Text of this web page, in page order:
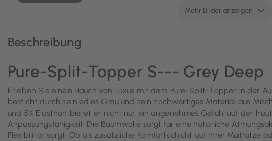
Mehr Bilder anzeigen
Beschreibung
Pure-Split-Topper S--- Grey Deep
Erleben Sie einen Hauch von Luxus mit dem Pure-Split-Topper in der
besticht durch sein edles Grau und sein hochwertiges Material aus
und 5% Elasthan bietet er nicht nur ein angenehmes Gefühl auf der
Anpassungsfähigkeit. Die Baumwolle sorgt für eine natürliche
Flexibilität sorgt. Ob als zusätzliche Komfortschicht auf Ihrer Matratze